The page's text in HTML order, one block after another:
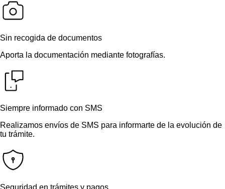
Sin recogida de documentos
Aporta la documentación mediante fotografías.
Siempre informado con SMS
Realizamos envíos de SMS para informarte de la evolución de
tu trámite.